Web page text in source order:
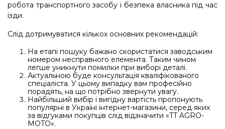
робота транспортного засобу і безпека власника під час
їзди.
Слід дотримуватися кількох основних рекомендацій:
На етапі пошуку бажано скористатися заводським
номером несправного елемента. Таким чином
легше уникнути помилки при виборі деталі.
Актуальною буде консультація кваліфікованого
спеціаліста. У цьому випадку вам професійно
порадять, на що потрібно звернути увагу.
Найбільший вибір і вигідну вартість пропонують
популярні в Україні інтернет-магазини, серед яких
за відгуками покупців слід відзначити «TT AGRO-
MOTO».